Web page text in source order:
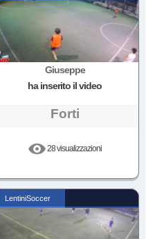
Giuseppe
ha inserito il video
Forti
28 visualizzazioni
LentiniSoccer